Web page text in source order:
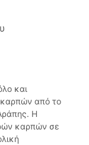
και
καρπών από το
Η
καρπών σε